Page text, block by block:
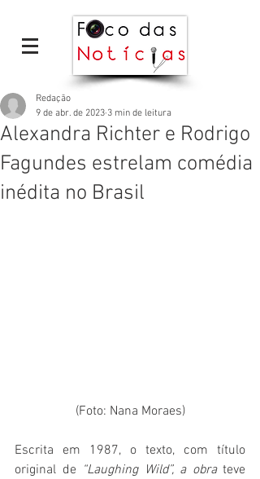
Alexandra Richter e Rodrigo
Fagundes estrelam comédia
inédita no Brasil
Redação
9 de abr. de 2023 3 min de leitura
(Foto: Nana Moraes)
Escrita em 1987, o texto, com título
original de “Laughing Wild”, a obra teve